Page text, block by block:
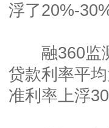
浮了20%-30%
融360监测
贷款利率平
准利率上浮